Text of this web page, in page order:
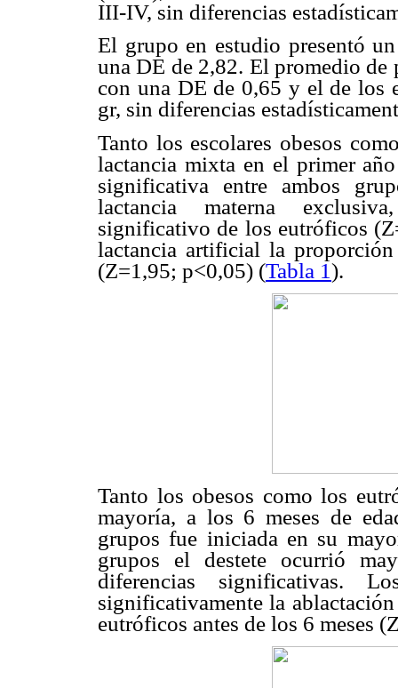
III-IV, sin diferencias
El grupo en estudio presentó
una DE de 2,82. El promedio de
con una DE de 0,65 y el de los
gr, sin diferencias
Tanto los escolares obesos
lactancia mixta en el primer
significativa entre ambos
lactancia materna
significativo de los eutróficos
lactancia artificial la
(Z=1,95; p<0,05) (Tabla 1).
Tanto los obesos como los
mayoría, a los 6 meses de
grupos fue iniciada en su
grupos el destete ocurrió
diferencias significativas.
significativamente la
eutróficos antes de los 6 meses